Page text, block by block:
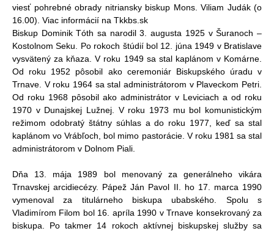
viesť pohrebné obrady nitriansky biskup Mons. Viliam Judák (o
16.00). Viac informácií na Tkkbs.sk
Biskup Dominik Tóth sa narodil 3. augusta 1925 v Šuranoch –
Kostolnom Seku. Po rokoch štúdií bol 12. júna 1949 v Bratislave
vysvätený za kňaza. V roku 1949 sa stal kaplánom v Komárne.
Od roku 1952 pôsobil ako ceremoniár Biskupského úradu v
Trnave. V roku 1964 sa stal administrátorom v Plaveckom Petri.
Od roku 1968 pôsobil ako administrátor v Leviciach a od roku
1970 v Dunajskej Lužnej. V roku 1973 mu bol komunistickým
režimom odobratý štátny súhlas a do roku 1977, keď sa stal
kaplánom vo Vrábľoch, bol mimo pastorácie. V roku 1981 sa stal
administrátorom v Dolnom Piali.
Dňa 13. mája 1989 bol menovaný za generálneho vikára
Trnavskej arcidiecézy. Pápež Ján Pavol II. ho 17. marca 1990
vymenoval za titulárneho biskupa ubabského. Spolu s
Vladimírom Filom bol 16. apríla 1990 v Trnave konsekrovaný za
biskupa. Po takmer 14 rokoch aktívnej biskupskej služby sa